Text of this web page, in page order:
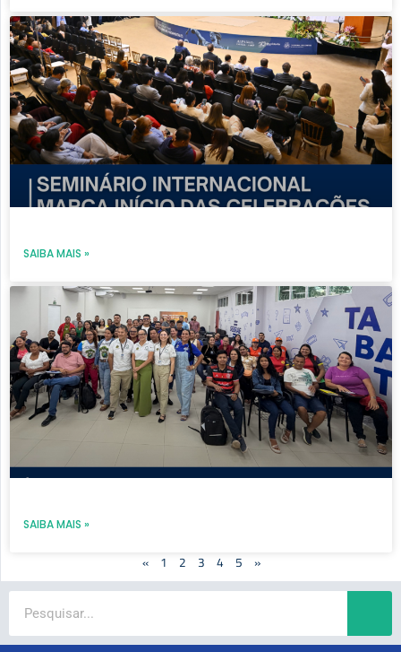
SAIBA MAIS »
SAIBA MAIS »
« 1 2 3 4 5 »